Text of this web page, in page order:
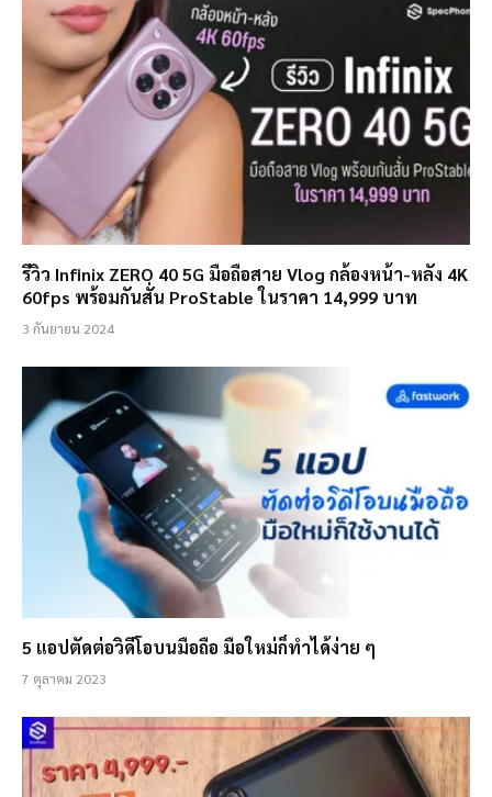
รีวิว Infinix ZERO 40 5G มือถือสาย Vlog กล้องหน้า-หลัง 4K
60fps พร้อมกันสั่น ProStable ในราคา 14,999 บาท
3 กันยายน 2024
5 แอปตัดต่อวิดีโอบนมือถือ มือใหม่ก็ทำได้ง่าย ๆ
7 ตุลาคม 2023